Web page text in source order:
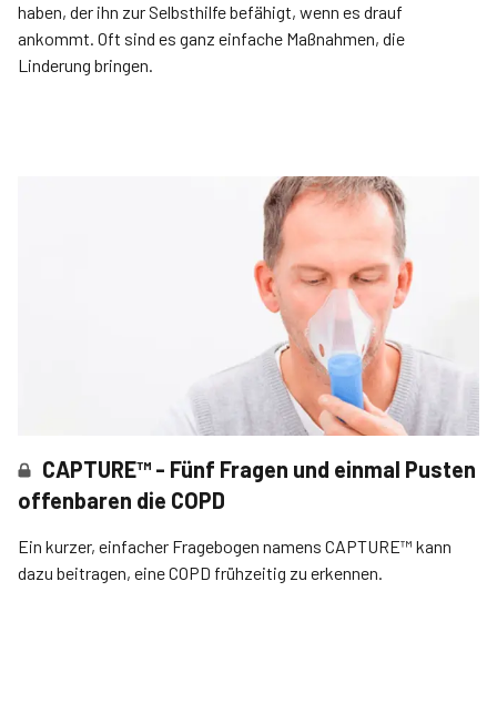
haben, der ihn zur Selbsthilfe befähigt, wenn es drauf
ankommt. Oft sind es ganz einfache Maßnahmen, die
Linderung bringen.
CAPTURE™ - Fünf Fragen und einmal Pusten
offenbaren die COPD
Ein kurzer, einfacher Fragebogen namens CAPTURE™ kann
dazu beitragen, eine COPD frühzeitig zu erkennen.